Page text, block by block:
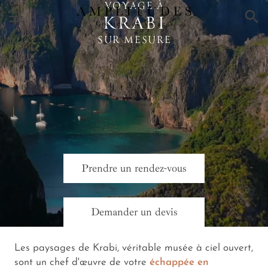
× VOYAGE À
KRABI
SUR MESURE
Prendre un rendez-vous
Demander un devis
Les paysages de Krabi, véritable musée à ciel ouvert,
sont un chef d'œuvre de votre échappée en